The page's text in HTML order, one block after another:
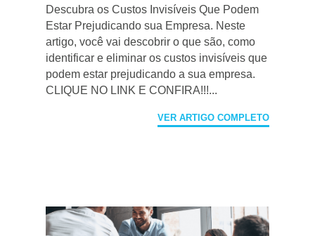
Descubra os Custos Invisíveis Que Podem
Estar Prejudicando sua Empresa. Neste
artigo, você vai descobrir o que são, como
identificar e eliminar os custos invisíveis que
podem estar prejudicando a sua empresa.
CLIQUE NO LINK E CONFIRA!!!...
VER ARTIGO COMPLETO